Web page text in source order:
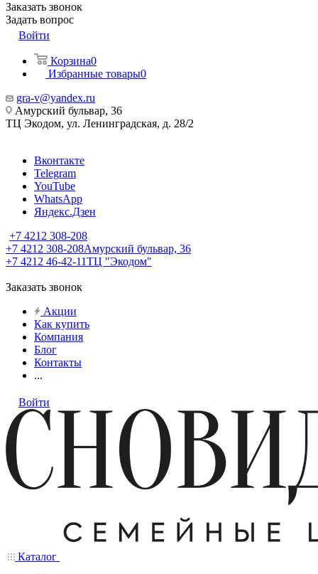
Заказать звонок
Задать вопрос
Войти
Корзина0
Избранные товары0
gra-v@yandex.ru
Амурский бульвар, 36
ТЦ Экодом, ул. Ленинградская, д. 28/2
Вконтакте
Telegram
YouTube
WhatsApp
Яндекс.Дзен
+7 4212 308-208
+7 4212 308-208Амурский бульвар, 36
+7 4212 46-42-11ТЦ "Экодом"
Заказать звонок
Акции
Как купить
Компания
Блог
Контакты
...
Войти
Каталог